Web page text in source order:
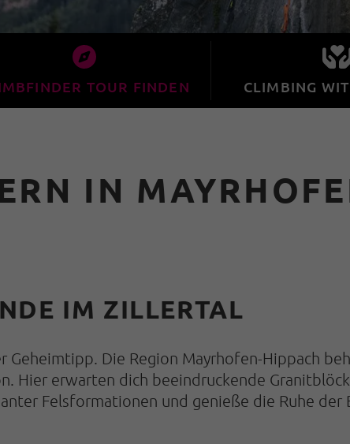
TOUR FINDEN CLIMBING
IN
IM ZILLERTAL
Geheimtipp. Die Region Mayrhofen-Hippach
Hier erwarten dich beeindruckende
Felsformationen und genieße die Ruhe der